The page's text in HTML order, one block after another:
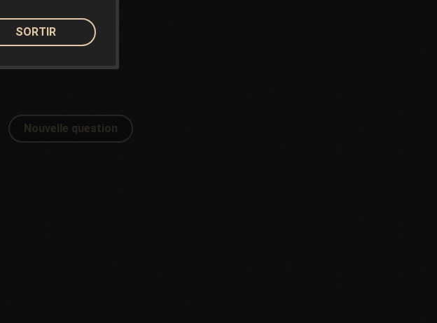
Nouvelle question
SORTIR